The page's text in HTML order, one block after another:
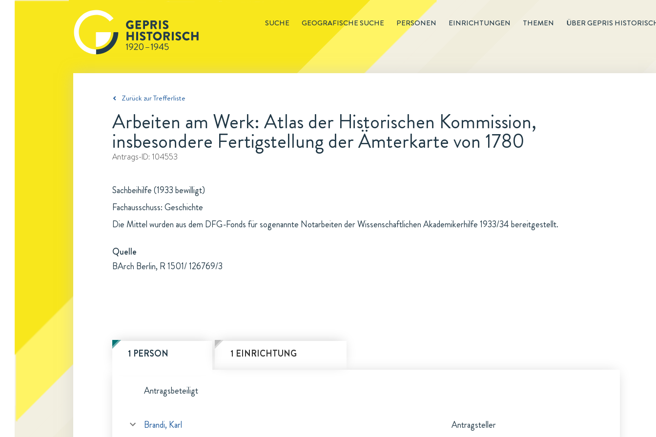
SUCHE GEOGRAFISCHE SUCHE PERSONEN EINRICHTUNGEN THEMEN ÜBER GEPRIS
Zurück zur Trefferliste
Arbeiten am Werk: Atlas der Historischen Kommission,
insbesondere Fertigstellung der Ämterkarte von 1780
Antrags-ID: 104553
Sachbeihilfe (1933 bewilligt)
Fachausschuss: Geschichte
Die Mittel wurden aus dem DFG-Fonds für sogenannte Notarbeiten der Wissenschaftlichen Akademikerhilfe 1933/34 bereitgestellt.
Quelle
BArch Berlin, R 1501/ 126769/3
1 PERSON 1 EINRICHTUNG
Antragsbeteiligt
Brandi, Karl Antragsteller